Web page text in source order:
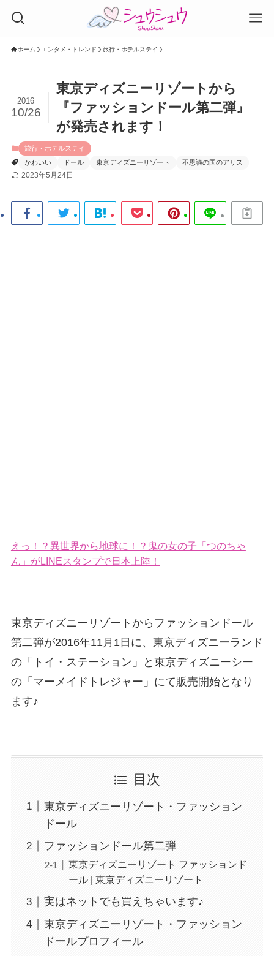
ホーム エンタメ・トレンド 旅行・ホテルステイ
東京ディズニーリゾートから
『ファッションドール第二弾』
が発売されます！
2016
10/26
旅行・ホテルステイ
かわいい
ドール 東京ディズニーリゾート 不思議の国のアリス
2023年5月24日
えっ！？異世界から地球に！？鬼の女の子「つのちゃ
ん」がLINEスタンプで日本上陸！
東京ディズニーリゾートからファッションドール
第二弾が2016年11月1日に、東京ディズニーランド
の「トイ・ステーション」と東京ディズニーシー
の「マーメイドトレジャー」にて販売開始となり
ます♪
目次
東京ディズニーリゾート・ファッション
ドール
ファッションドール第二弾
東京ディズニーリゾート ファッションド
ール | 東京ディズニーリゾート
実はネットでも買えちゃいます♪
東京ディズニーリゾート・ファッション
ドールプロフィール